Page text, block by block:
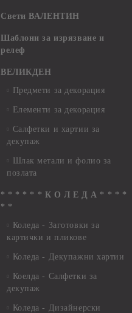
Свети ВАЛЕНТИН
Шаблони за изрязване и
релеф
ВЕЛИКДЕН
Предмети за декорация
Елементи за декорация
Салфетки и хартии за
декупаж
Шлак метали и фолио за
позлата
* * * * * * К О Л Е Д А * * * *
* *
Коледа - Заготовки за
картички и пликове
Коледа - Декупажни хартии
Коелда - Салфетки за
декупаж
Коледа - Дизайнерски